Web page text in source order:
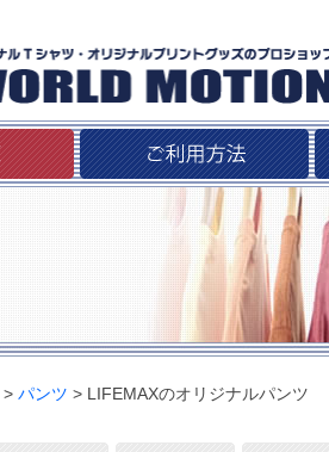
> パンツ > LIFEMAXのオリジナルパンツ